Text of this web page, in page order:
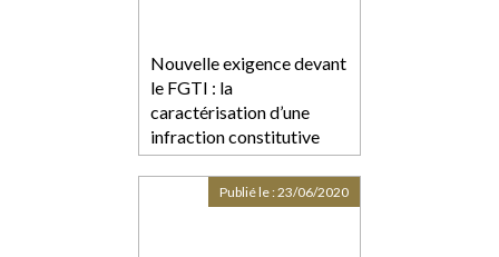
Nouvelle exigence devant
le FGTI : la
caractérisation d’une
infraction constitutive
d’un acte de terrorisme
Publié le :23/06/2020